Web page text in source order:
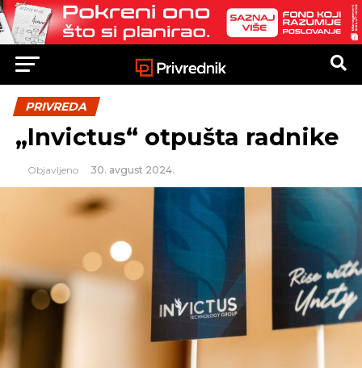
PRIVREDA
„Invictus“ otpušta radnike
Objavljeno 30. avgust 2024.